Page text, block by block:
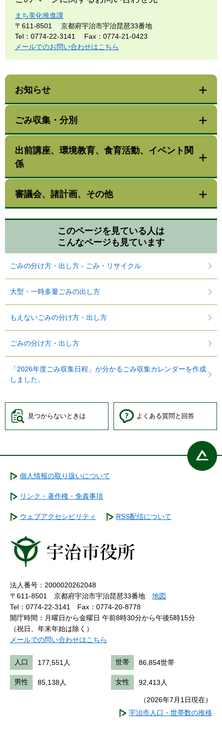
まち美化推進課
〒611-8501
京都府宇治市宇治琵琶33番地
Tel：0774-22-3141
Fax：0774-21-0423
メールでのお問い合わせはこちら
お知らせ
ごみ収集・分別
出前講座、環境教育、食育活動、イベント関
係
審議会、諸計画、その他
このページを見ている人は
こんなページも見ています
ごみの分け方・出し方 - ごみ・リサイクル
大型・一時多量ごみの出し方
もえないごみの分け方・出し方
ごみの分け方・出し方
「2026年度ごみ収集日程」が分かるごみ収集カレンダーを作成
しました。
見つからないときは よくある質問と回答
個人情報の取り扱いについて
リンク・著作権・免責事項
ウェブアクセシビリティ RSS配信について
法人番号：2000020262048
〒611-8501 京都府宇治市宇治琵琶33番地 地図
Tel：0774-22-3141
Fax：0774-20-8778
開庁時間：月曜日から金曜日 午前8時30分から午後5時15分
（祝日、年末年始は除く）
メールでの問い合わせはこちら
人口 177,551人 世帯 86,854世帯
男性 85,138人 女性 92,413人
（2026年7月1日現在）
宇治市人口・世帯数の推移